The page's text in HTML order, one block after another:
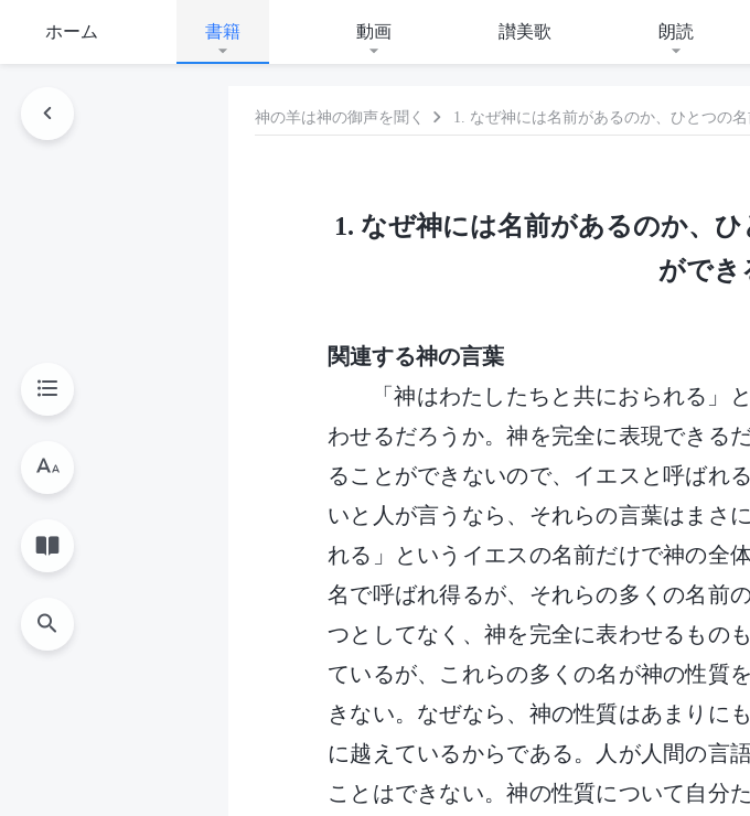
ホーム 書籍 動画 讃美歌 朗読
神の羊は神の御声を聞く 1. なぜ神には名前があるのか、ひとつの
1. なぜ神には名前があるのか、
ができ
関連する神の言葉
「神はわたしたちと共におられる」
わせるだろうか。神を完全に表現できる
ることができないので、イエスと呼ばれ
いと人が言うなら、それらの言葉はまさ
れる」というイエスの名前だけで神の全
名で呼ばれ得るが、それらの多くの名前
つとしてなく、神を完全に表わせるもの
ているが、これらの多くの名が神の性質
きない。なぜなら、神の性質はあまりに
に越えているからである。人が人間の言
ことはできない。神の性質について自分